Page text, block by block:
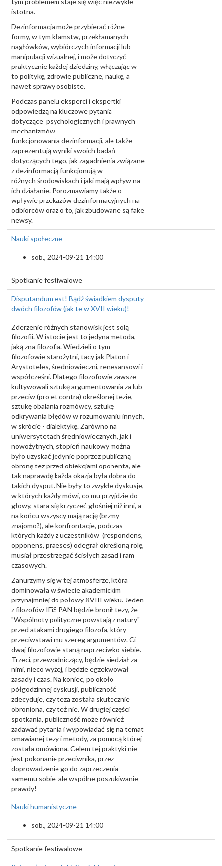
tym problemem staje się więc niezwykle
istotna.
Dezinformacja może przybierać różne
formy, w tym kłamstw, przekłamanych
nagłówków, wybiórczych informacji lub
manipulacji wizualnej, i może dotyczyć
praktycznie każdej dziedziny, włączając w
to politykę, zdrowie publiczne, naukę, a
nawet sprawy osobiste.
Podczas panelu eksperci i ekspertki
odpowiedzą na kluczowe pytania
dotyczące psychologicznych i prawnych
mechanizmów
funkcjonowania dezinformacji, ale także
zaprezentują wyniki swoich badań
dotyczących tego, jak zagadnienia związane
z dezinformacją funkcjonują w
różnych środowiskach i jaki mają wpływ na
ich działanie. Porozmawiamy także o
wpływie przekazów dezinformacyjnych na
odbiorców oraz o to, jak zbudowane są fake
newsy.
Nauki społeczne
sob., 2024-09-21 14:00
Spotkanie festiwalowe
Disputandum est! Bądź świadkiem dysputy
dwóch filozofów (jak te w XVII wieku)!
Zderzenie różnych stanowisk jest solą
filozofii. W istocie jest to jedyna metoda,
jaką zna filozofia. Wiedzieli o tym
filozofowie starożytni, tacy jak Platon i
Arystoteles, średniowieczni, renesansowi i
współcześni. Dlatego filozofowie zawsze
kultywowali sztukę argumentowania za lub
przeciw (pro et contra) określonej tezie,
sztukę obalania rozmówcy, sztukę
odkrywania błędów w rozumowaniu innych,
w skrócie - dialektykę. Zarówno na
uniwersytetach średniowiecznych, jak i
nowożytnych, stopień naukowy można
było uzyskać jedynie poprzez publiczną
obronę tez przed obiekcjami oponenta, ale
tak naprawdę każda okazja była dobra do
takich dysput. Nie były to zwykłe dyskusje,
w których każdy mówi, co mu przyjdzie do
głowy, stara się krzyczeć głośniej niż inni, a
na końcu wszyscy mają rację (brzmy
znajomo?), ale konfrontacje, podczas
których każdy z uczestników (respondens,
opponens, praeses) odegrał określoną rolę,
musiał przestrzegać ścisłych zasad i ram
czasowych.
Zanurzymy się w tej atmosferze, która
dominowała w świecie akademickim
przynajmniej do połowy XVIII wieku. Jeden
z filozofów IFiS PAN będzie bronił tezy, że
"Wspólnoty polityczne powstają z natury"
przed atakami drugiego filozofa, który
przeciwstawi mu szereg argumentów. Ci
dwaj filozofowie staną naprzeciwko siebie.
Trzeci, przewodniczący, będzie siedział za
nimi, nieco wyżej, i będzie egzekwował
zasady i czas. Na koniec, po około
półgodzinnej dyskusji, publiczność
zdecyduje, czy teza została skutecznie
obroniona, czy też nie. W drugiej części
spotkania, publiczność może również
zadawać pytania i wypowiadać się na temat
omawianej tezy i metody, za pomocą której
została omówiona. Celem tej praktyki nie
jest pokonanie przeciwnika, przez
doprowadzenie go do zaprzeczenia
samemu sobie, ale wspólne poszukiwanie
prawdy!
Nauki humanistyczne
sob., 2024-09-21 14:00
Spotkanie festiwalowe